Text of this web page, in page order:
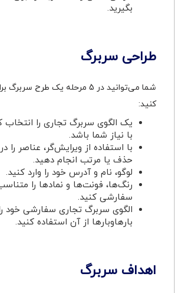
بگیرید.
طراحی سربرگ
شما می‌توانید در 5 مرحله یک طرح
کنید:
یک الگوی سربرگ تجاری را
با نیاز شما باشد.
با استفاده از ویرایش‌گر، عناصر را
حذف یا مرتب انجام دهید.
لوگو، نام و آدرس خود را وارد کنید.
رنگ‌ها، فونت‌ها و نمادها را
سفارشی کنید.
الگوی سربرگ تجاری سفارشی خود
بارها‌و‌بارها از آن استفاده کنید.
اهداف سربرگ